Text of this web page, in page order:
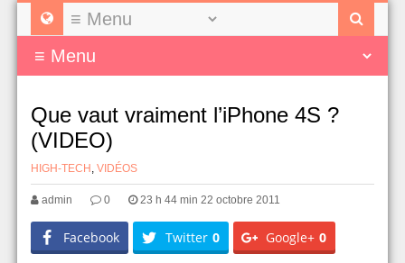
Que vaut vraiment l’iPhone 4S ?
(VIDEO)
HIGH-TECH , VIDÉOS
admin 0 23 h 44 min 22 octobre 2011
Facebook Twitter 0 Google+ 0